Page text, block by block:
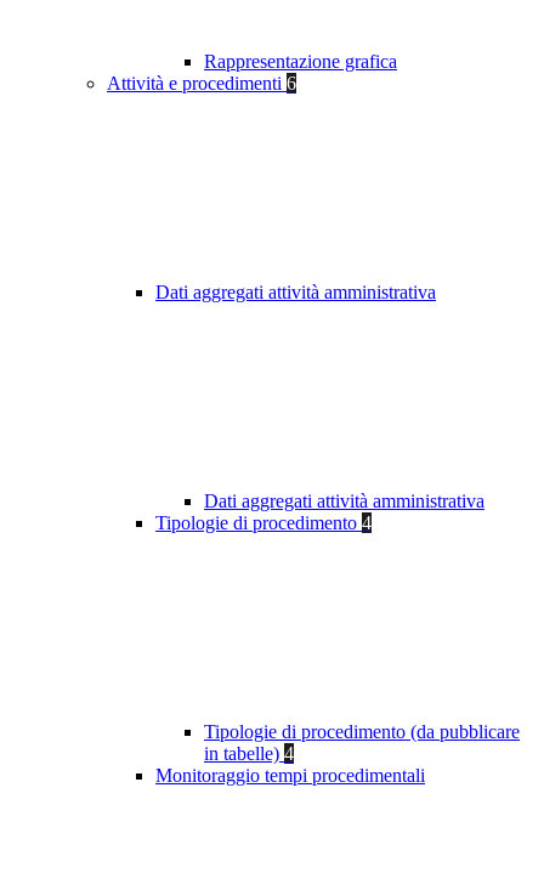
Rappresentazione grafica
Attività e procedimenti 6
Dati aggregati attività amministrativa
Dati aggregati attività amministrativa
Tipologie di procedimento 4
Tipologie di procedimento (da pubblicare
in tabelle) 4
Monitoraggio tempi procedimentali